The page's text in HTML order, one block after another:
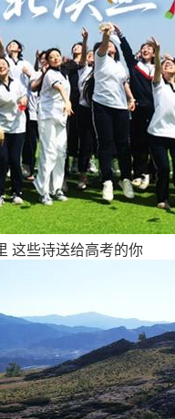
这些诗送给高考的你